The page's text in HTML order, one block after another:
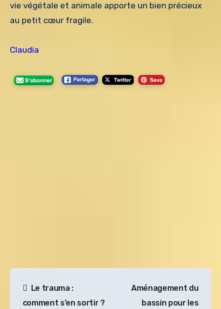
vie végétale et animale apporte un bien précieux
au petit cœur fragile.
Claudia
de
Le trauma :
comment s’en sortir ?
Aménagement du
bassin pour les